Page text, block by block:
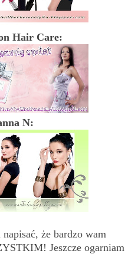
Hair Care:
N:
że bardzo wam
Jeszcze ogarniam